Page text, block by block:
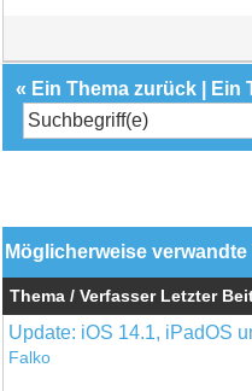
« Ein Thema zurück Ein
Möglicherweise
Thema / Verfasser Letzter
Update: iOS 14.1, iPadOS
Falko